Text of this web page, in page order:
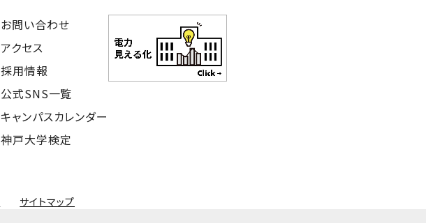
お問い合わせ
アクセス
採用情報
公式SNS一覧
キャンパスカレンダー
神戸大学検定
サイトマップ